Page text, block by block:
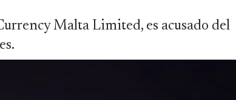
Malta Limited, es acusado del